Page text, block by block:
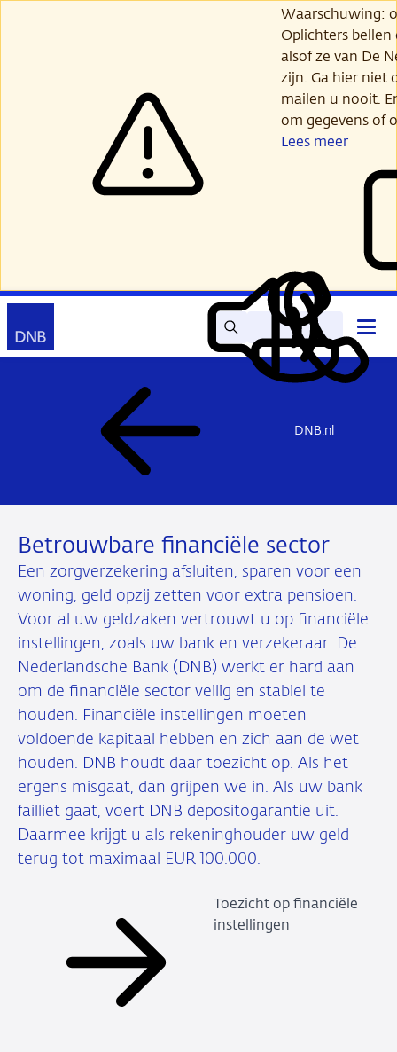
Waarschuwing:
Oplichters
alsof ze van De
zijn. Ga hier niet
mailen u nooit.
om gegevens of
Lees meer
Zoek Lees
voor
Mijn
DNB
Contact
DNB.nl
Betrouwbare financiële sector
Een zorgverzekering afsluiten, sparen voor een
woning, geld opzij zetten voor extra pensioen.
Voor al uw geldzaken vertrouwt u op financiële
instellingen, zoals uw bank en verzekeraar. De
Nederlandsche Bank (DNB) werkt er hard aan
om de financiële sector veilig en stabiel te
houden. Financiële instellingen moeten
voldoende kapitaal hebben en zich aan de wet
houden. DNB houdt daar toezicht op. Als het
ergens misgaat, dan grijpen we in. Als uw bank
failliet gaat, voert DNB depositogarantie uit.
Daarmee krijgt u als rekeninghouder uw geld
terug tot maximaal EUR 100.000.
Toezicht op financiële
instellingen